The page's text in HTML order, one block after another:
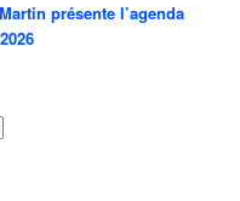
présente l’agenda